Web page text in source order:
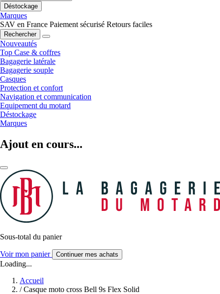
Déstockage
Marques
SAV en France Paiement sécurisé Retours faciles
Rechercher
Nouveautés
Top Case & coffres
Bagagerie latérale
Bagagerie souple
Casques
Protection et confort
Navigation et communication
Equipement du motard
Déstockage
Marques
Ajout en cours...
Sous-total du panier
Voir mon panier Continuer mes achats
Loading...
Accueil
/ Casque moto cross Bell 9s Flex Solid